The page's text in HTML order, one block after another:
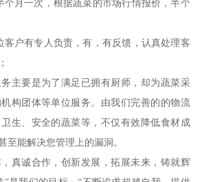
个月一次，根据蔬菜的市场行情报价，半个
客户有专人负责，有，有反馈，认真处理客
主要是为了满足已拥有厨师，却为蔬菜采
构团体等单位服务。由我们完善的的物流
生、安全的蔬菜等，不仅有效降低食材成
至能解决您管理上的漏洞。
真诚合作，创新发展，拓展未来，铸就辉